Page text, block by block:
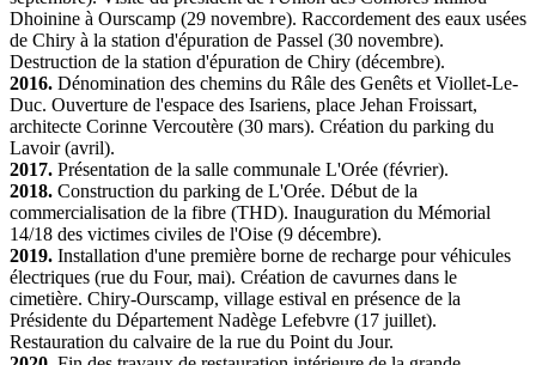
Dhoinine à Ourscamp (29 novembre). Raccordement des eaux usées
de Chiry à la station d'épuration de Passel (30 novembre).
Destruction de la station d'épuration de Chiry (décembre).
2016. Dénomination des chemins du Râle des Genêts et Viollet-Le-
Duc. Ouverture de l'espace des Isariens, place Jehan Froissart,
architecte Corinne Vercoutère (30 mars). Création du parking du
Lavoir (avril).
2017. Présentation de la salle communale L'Orée (février).
2018. Construction du parking de L'Orée. Début de la
commercialisation de la fibre (THD). Inauguration du Mémorial
14/18 des victimes civiles de l'Oise (9 décembre).
2019. Installation d'une première borne de recharge pour véhicules
électriques (rue du Four, mai). Création de cavurnes dans le
cimetière. Chiry-Ourscamp, village estival en présence de la
Présidente du Département Nadège Lefebvre (17 juillet).
Restauration du calvaire de la rue du Point du Jour.